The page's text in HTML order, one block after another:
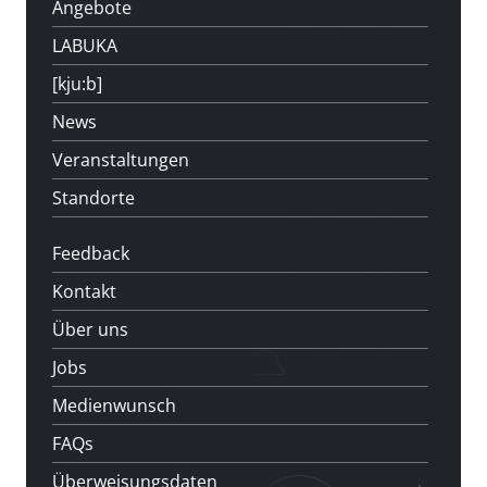
Angebote
LABUKA
[kju:b]
News
Veranstaltungen
Standorte
Feedback
Kontakt
Über uns
Jobs
Medienwunsch
FAQs
Überweisungsdaten